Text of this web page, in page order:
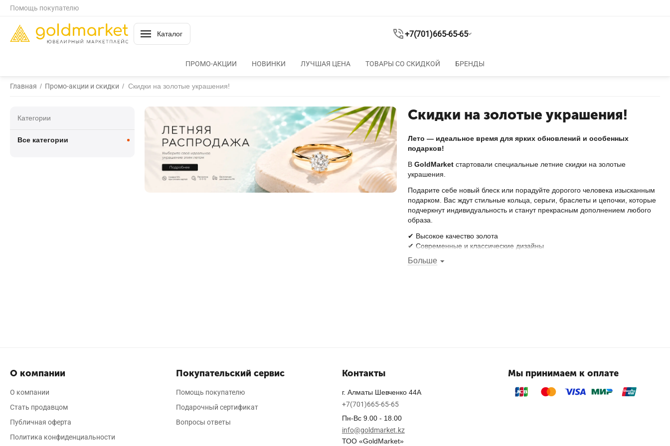
Помощь покупателю
Каталог +7(701)665-65-65
ПРОМО-АКЦИИ НОВИНКИ ЛУЧШАЯ ЦЕНА ТОВАРЫ СО СКИДКОЙ БРЕНДЫ
Главная / Промо-акции и скидки / Cкидки на золотые украшения!
Cкидки на золотые украшения!
Лето — идеальное время для ярких обновлений и особенных
подарков!
В GoldMarket стартовали специальные летние скидки на золотые
украшения.
Подарите себе новый блеск или порадуйте дорогого человека изысканным
подарком. Вас ждут стильные кольца, серьги, браслеты и цепочки, которые
подчеркнут индивидуальность и станут прекрасным дополнением любого
образа.
✔ Высокое качество золота
✔ Современные и классические дизайны
✔ Выгодные летние цены
Больше
Категории
Все категории
О компании
О компании
Стать продавцом
Публичная оферта
Политика конфиденциальности
Покупательский сервис
Помощь покупателю
Подарочный сертификат
Вопросы ответы
Контакты
г. Алматы Шевченко 44А
+7(701)665-65-65
Пн-Вс 9.00 - 18.00
info@goldmarket.kz
ТОО «GoldMarket»
Мы принимаем к оплате